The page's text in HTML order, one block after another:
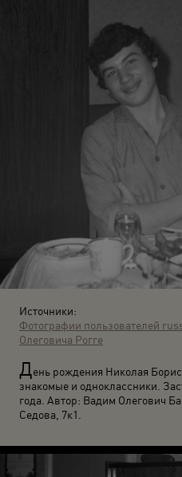
Источники:
Фотографии пользователей
Олеговича Рогге
День рождения Николая
знакомые и одноклассники.
года. Автор: Вадим Олегович
Седова, 7к1.